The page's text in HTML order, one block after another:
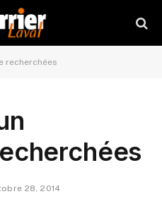
recherchées
28, 2014